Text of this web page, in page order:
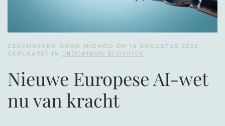
GESCHREVEN DOOR MICHOU OP 14 AUGUSTUS 2025
GEPLAATST IN ONZICHTBARE BERICHTEN
Nieuwe Europese AI-wet
nu van kracht